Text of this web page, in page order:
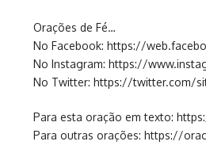
Orações de Fé…
No Facebook: https://
No Instagram: https://
No Twitter: https://twitter.com/
Para esta oração em texto:
Para outras orações: https://